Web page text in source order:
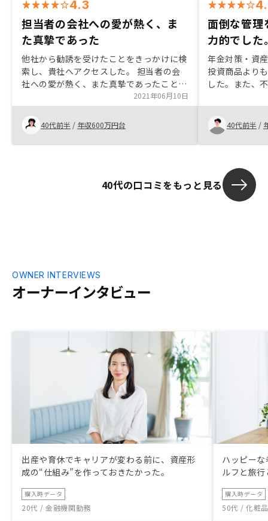
4.3
担当者の会社への愛が熱く、ま
た真摯であった
他社から勧誘を受けたことをきっかけに検
索し、貴社へアクセスした。 担当者の会
社への愛が熱く、また真摯であったこと、
投資の一つとして取り入れたいと思え、2
ヶ月で2区分申し込みをした。 正直、物件
がどうというより、サラリーマンの与信を
利用した方が得だと感じたことも大きい。
貴社のフォロー体制を伺い、リスク許容範
きたと思います。オーナーとして必要なこ
ので、こういったことを無くし、ユーザー
が信頼できるものを構築してください。
2021年06月10日
40代前半 / 年収600万円台
面倒な管理
力的でした
年金対策・資
投資商品より
した。また、
がリノシーで
いました。担
ださいました
提示してくだ
40代前半 /
40代の口コミをもっと見る
オーナーインタビュー
OWNER INTERVIEWS
出産や育休でキャリアが変わる前に、資産形
成の“仕組み”を作っておきたかった。
購入時データ
20代 / 金融機関勤務
ハッピー
ルフと旅
購入時データ
50代 / 化粧